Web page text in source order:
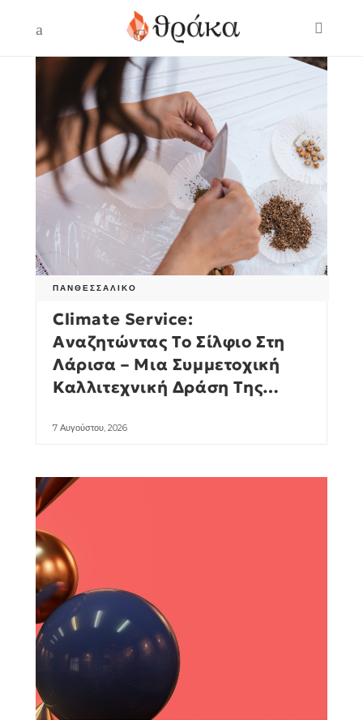
ΠΑΝΘΕΣΣΑΛΙΚΌ
Climate Service:
Αναζητώντας Το Σίλφιο Στη
Λάρισα – Μια Συμμετοχική
Καλλιτεχνική Δράση Της
7 Αυγούστου, 2026